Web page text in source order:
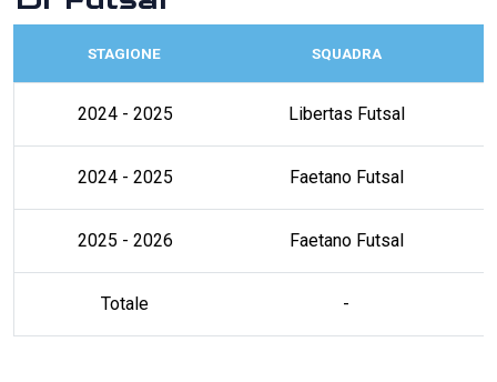
STAGIONE SQUADRA
2024 - 2025 Libertas Futsal
2024 - 2025 Faetano Futsal
2025 - 2026 Faetano Futsal
Totale -